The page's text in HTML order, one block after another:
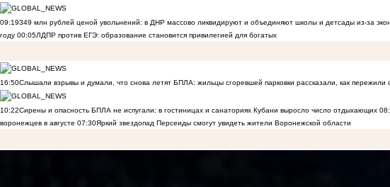
09:19349 млн рублей ценой увольнений: в ДНР массово ликвидируют и объединяют школы и детсады из-за
году 00:05ЛДПР против ЕГЭ: образование становится привилегией для богатых
16:50Слышали взрывы и думали, что снова летят БПЛА: жильцы сгоревшей парковки рассказали, как пережили
10:22Сирены и опасность БПЛА не испугали: в гостиницах и санаториях Кубани выросло число отдыхающих
воронежцев в августе 07:30Яркий звездопад Персеиды смогут увидеть жители Воронежской области